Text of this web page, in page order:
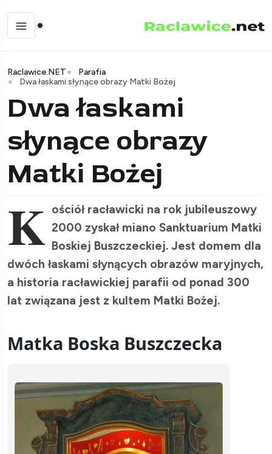
Raclawice.NET
Parafia
Dwa łaskami słynące obrazy Matki Bożej
Dwa łaskami
słynące obrazy
Matki Bożej
K ościół racławicki na rok jubileuszowy
2000 zyskał miano Sanktuarium Matki
Boskiej Buszczeckiej. Jest domem dla
dwóch łaskami słynących obrazów maryjnych,
a historia racławickiej parafii od ponad 300
lat związana jest z kultem Matki Bożej.
Matka Boska Buszczecka